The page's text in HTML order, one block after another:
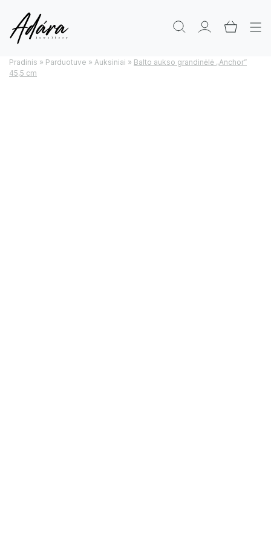
Pradinis » Parduotuve » Auksiniai » Balto aukso grandinėlė „Anchor”
45,5 cm